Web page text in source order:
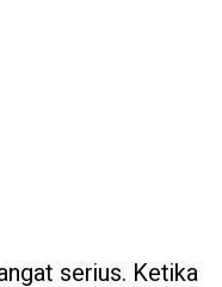
serius. Ketika